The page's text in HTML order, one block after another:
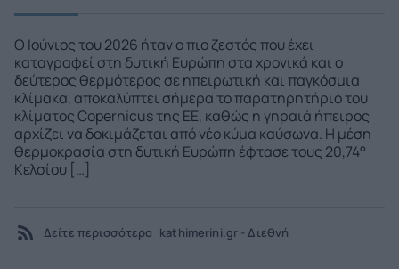
Ο Ιούνιος του 2026 ήταν ο πιο ζεστός που έχει
καταγραφεί στη δυτική Ευρώπη στα χρονικά και ο
δεύτερος θερμότερος σε ηπειρωτική και παγκόσμια
κλίμακα, αποκαλύπτει σήμερα το παρατηρητήριο του
κλίματος Copernicus της ΕΕ, καθώς η γηραιά ήπειρος
αρχίζει να δοκιμάζεται από νέο κύμα καύσωνα. Η μέση
θερμοκρασία στη δυτική Ευρώπη έφτασε τους 20,74°
Κελσίου […]
Δείτε περισσότερα kathimerini.gr - Διεθνή